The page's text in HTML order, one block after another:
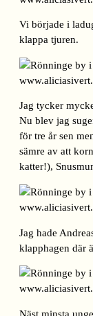
Vi började i
klappa tjuren.
Jag tycker
Nu blev jag
för tre år sen
sämre av att
katter!),
Jag hade
klapphagen där
Näst minsta